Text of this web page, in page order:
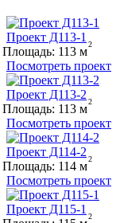
Проект Д113-1
Площадь: 113
Посмотреть проект
Проект Д113-2
Площадь: 113
Посмотреть проект
Проект Д114-2
Площадь: 114
Посмотреть проект
Проект Д115-1